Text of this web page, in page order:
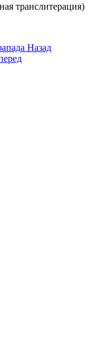
транслитерация)
Назад